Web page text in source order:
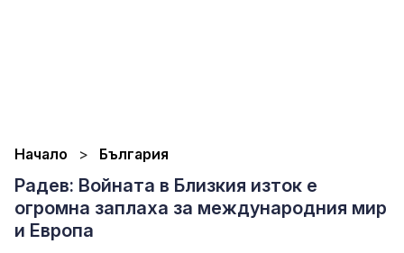
Начало България
Радев: Войната в Близкия изток е
огромна заплаха за международния мир
и Европа